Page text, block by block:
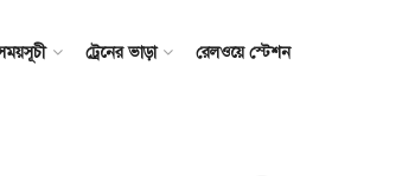
ট্রেনের ভাড়া রেলওয়ে স্টেশন